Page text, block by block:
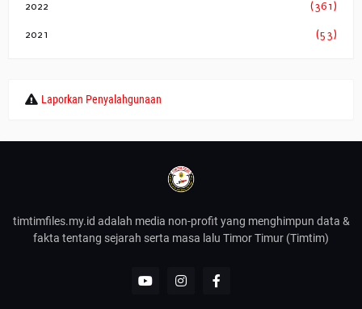
2022 (361)
2021 (53)
Laporkan Penyalahgunaan
timtimfiles.my.id adalah media non-profit yang menghimpun data &
fakta tentang sejarah serta masa lalu Timor Timur (Timtim)